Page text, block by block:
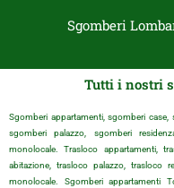
Sgomberi
Tutti i nostri
Sgomberi appartamenti, sgomberi
sgomberi palazzo, sgomberi
monolocale. Trasloco appartamenti,
abitazione, trasloco palazzo, trasloco
monolocale. Sgomberi appartamenti